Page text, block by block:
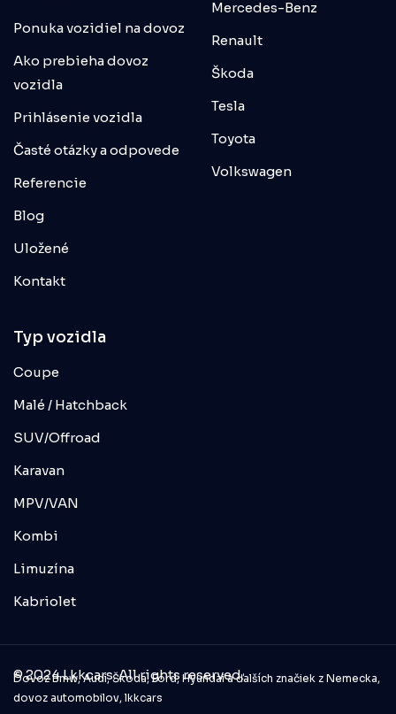
Ponuka vozidiel na dovoz
Ako prebieha dovoz
vozidla
Prihlásenie vozidla
Časté otázky a odpovede
Referencie
Blog
Uložené
Kontakt
Mercedes-Benz
Renault
Škoda
Tesla
Toyota
Volkswagen
Typ vozidla
Coupe
Malé / Hatchback
SUV/Offroad
Karavan
MPV/VAN
Kombi
Limuzína
Kabriolet
© 2024 Lkkcars. All rights reserved.
Dovoz Bmw, Audi, Škoda, Ford, Hyundai a ďalších značiek z Nemecka,
dovoz automobilov, lkkcars